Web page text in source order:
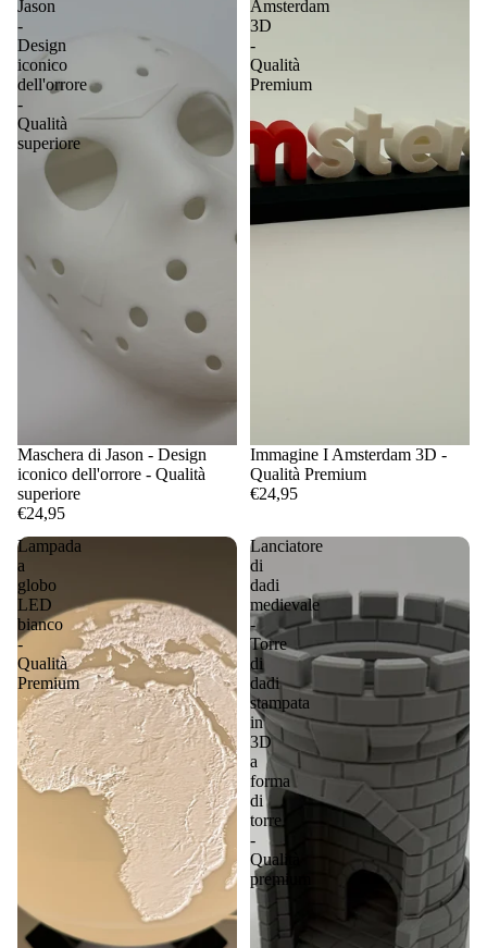
Jason
-
Design
iconico
dell'orrore
-
Qualità
superiore
Maschera di Jason - Design
iconico dell'orrore - Qualità
superiore
€24,95
Amsterdam
3D
-
Qualità
Premium
Immagine I Amsterdam 3D -
Qualità Premium
€24,95
Lampada
a
globo
LED
bianco
-
Qualità
Premium
Lanciatore
di
dadi
medievale
-
Torre
di
dadi
stampata
in
3D
a
forma
di
torre
-
Qualità
premium